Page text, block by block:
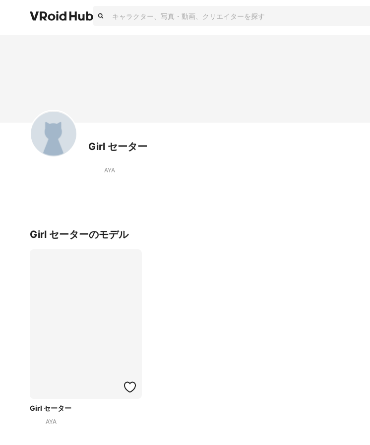
Girl セーター
AYA
Girl セーターのモデル
Girl セーター
AYA